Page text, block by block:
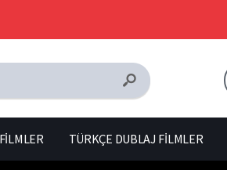
TÜRKÇE DUBLAJ FİLMLER